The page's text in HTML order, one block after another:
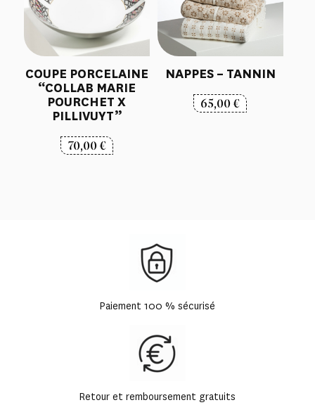
COUPE PORCELAINE
“COLLAB MARIE
POURCHET X
PILLIVUYT”
70,00€
NAPPES – TANNIN
65,00€
Paiement 100 % sécurisé
Retour et remboursement gratuits